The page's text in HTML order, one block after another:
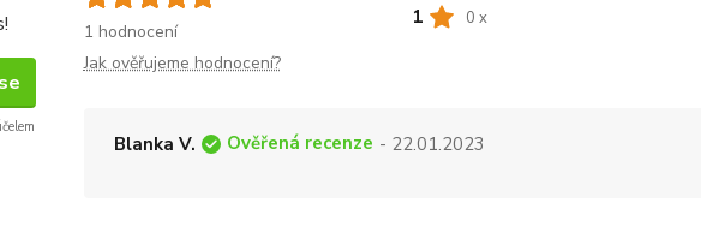
1 hodnocení
Jak ověřujeme hodnocení?
1 0 x
Blanka V. Ověřená recenze - 22.01.2023